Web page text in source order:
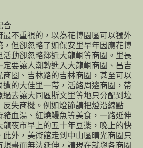
合
不重視的，以為花博園區可以獨外
但卻忽略了如保安里早年因應花博
動卻忽略鄰近大龍峒等商圈。里長
要讓人潮轉進入大龍峒商圈、昌吉
圈、吉林路的吉林商圈，甚至可以
的大佳里一帶，活絡周邊商圈，帶
去讓大同區斯文里等地只分配到垃
失商機。例如燈節請把燈沿線點
血湯、紅燒鰻魚等美食，一路延伸
龍夜市早上的五十年豆漿，晚上的快
外，美術館走到中山區晴光商圈只
畫而無法延伸，請現在就與各商圈